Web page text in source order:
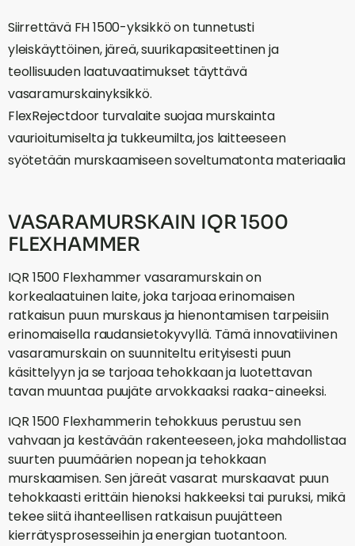
Siirrettävä FH 1500-yksikkö on tunnetusti
yleiskäyttöinen, järeä, suurikapasiteettinen ja
teollisuuden laatuvaatimukset täyttävä
vasaramurskainyksikkö.
FlexRejectdoor turvalaite suojaa murskainta
vaurioitumiselta ja tukkeumilta, jos laitteeseen
syötetään murskaamiseen soveltumatonta materiaalia
VASARAMURSKAIN IQR 1500
FLEXHAMMER
IQR 1500 Flexhammer vasaramurskain on
korkealaatuinen laite, joka tarjoaa erinomaisen
ratkaisun puun murskaus ja hienontamisen tarpeisiin
erinomaisella raudansietokyvyllä. Tämä innovatiivinen
vasaramurskain on suunniteltu erityisesti puun
käsittelyyn ja se tarjoaa tehokkaan ja luotettavan
tavan muuntaa puujäte arvokkaaksi raaka-aineeksi.
IQR 1500 Flexhammerin tehokkuus perustuu sen
vahvaan ja kestävään rakenteeseen, joka mahdollistaa
suurten puumäärien nopean ja tehokkaan
murskaamisen. Sen järeät vasarat murskaavat puun
tehokkaasti erittäin hienoksi hakkeeksi tai puruksi, mikä
tekee siitä ihanteellisen ratkaisun puujätteen
kierrätysprosesseihin ja energian tuotantoon.